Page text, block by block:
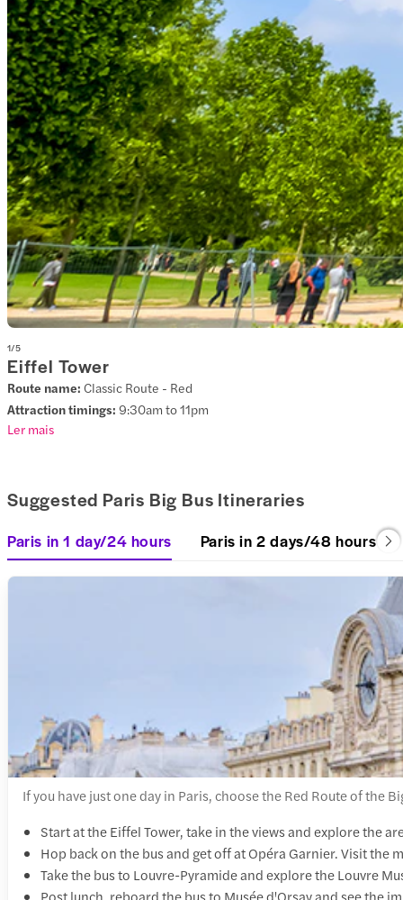
1/5
Eiffel Tower
Route name: Classic Route - Red
Attraction timings: 9:30am to 11pm
Ler mais
Suggested Paris Big Bus Itineraries
Paris in 1 day/24 hours Paris in 2 days/48 hours
If you have just one day in Paris, choose the Red Route of the
Start at the Eiffel Tower, take in the views and explore the
Hop back on the bus and get off at Opéra Garnier. Visit the
Take the bus to Louvre-Pyramide and explore the Louvre
Post lunch, reboard the bus to Musée d'Orsay and see the